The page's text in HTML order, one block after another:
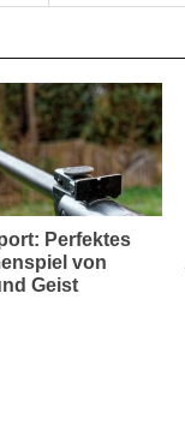
Perfektes
von
Geist